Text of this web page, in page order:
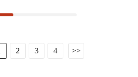
2 3 4 >>